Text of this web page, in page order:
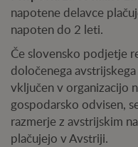
napotene delavce
napoten do 2 leti.
Če slovensko podjetje
določenega
vključen v organizacijo
gospodarsko odvisen,
razmerje z avstrijskim
plačujejo v Avstriji.